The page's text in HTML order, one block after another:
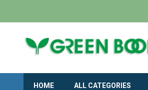
HOME ALL CATEGORIES